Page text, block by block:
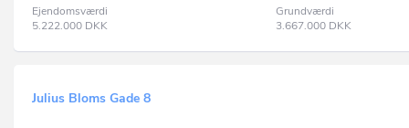
Ejendomsværdi
5.222.000 DKK
Grundværdi
3.667.000 DKK
Julius Bloms Gade 8